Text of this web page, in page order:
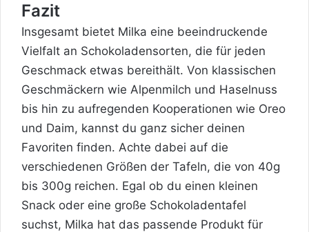
Fazit
Insgesamt bietet Milka eine beeindruckende
Vielfalt an Schokoladensorten, die für jeden
Geschmack etwas bereithält. Von klassischen
Geschmäckern wie Alpenmilch und Haselnuss
bis hin zu aufregenden Kooperationen wie Oreo
und Daim, kannst du ganz sicher deinen
Favoriten finden. Achte dabei auf die
verschiedenen Größen der Tafeln, die von 40g
bis 300g reichen. Egal ob du einen kleinen
Snack oder eine große Schokoladentafel
suchst, Milka hat das passende Produkt für